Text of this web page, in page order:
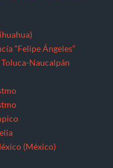
“Felipe Ángeles”
Naucalpán
(México)